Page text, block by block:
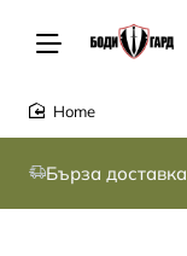
Бърза доставка